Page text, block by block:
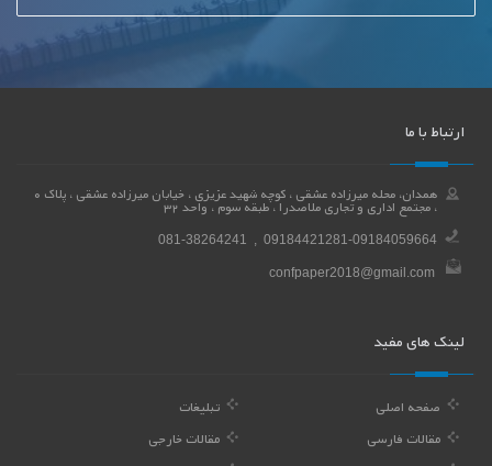
ارتباط با ما
همدان، محله میرزاده عشقی ، کوچه شهید عزیزی ، خیابان میرزاده عشقی ، پلاک 0
، مجتمع اداری و تجاری ملاصدرا ، طبقه سوم ، واحد 32
081-38264241 , 09184421281-09184059664
confpaper2018@gmail.com
لینک های مفید
صفحه اصلی تبلیغات
مقالات فارسی مقالات خارجی